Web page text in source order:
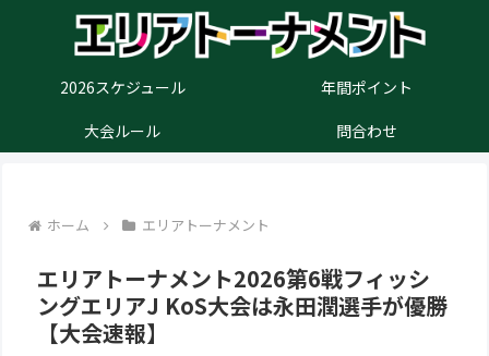
2026スケジュール
年間ポイント
大会ルール
問合わせ
ホーム エリアトーナメント
エリアトーナメント2026第6戦フィッシ
ングエリアJ KoS大会は永田潤選手が優勝
【大会速報】